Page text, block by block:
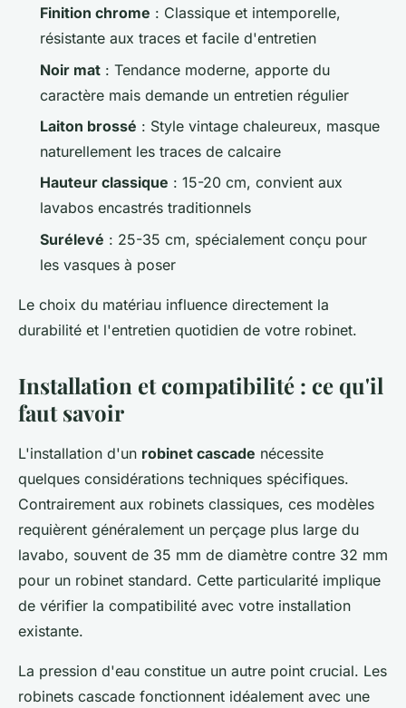
Finition chrome : Classique et intemporelle,
résistante aux traces et facile d'entretien
Noir mat : Tendance moderne, apporte du
caractère mais demande un entretien régulier
Laiton brossé : Style vintage chaleureux, masque
naturellement les traces de calcaire
Hauteur classique : 15-20 cm, convient aux
lavabos encastrés traditionnels
Surélevé : 25-35 cm, spécialement conçu pour
les vasques à poser
Le choix du matériau influence directement la
durabilité et l'entretien quotidien de votre robinet.
Installation et compatibilité : ce qu'il
faut savoir
L'installation d'un robinet cascade nécessite
quelques considérations techniques spécifiques.
Contrairement aux robinets classiques, ces modèles
requièrent généralement un perçage plus large du
lavabo, souvent de 35 mm de diamètre contre 32 mm
pour un robinet standard. Cette particularité implique
de vérifier la compatibilité avec votre installation
existante.
La pression d'eau constitue un autre point crucial. Les
robinets cascade fonctionnent idéalement avec une